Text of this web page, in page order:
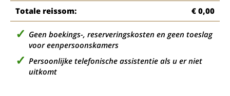
Totale reissom: € 0,00
Geen boekings-, reserveringskosten en geen toeslag
voor eenpersoonskamers
Persoonlijke telefonische assistentie als u er niet
uitkomt